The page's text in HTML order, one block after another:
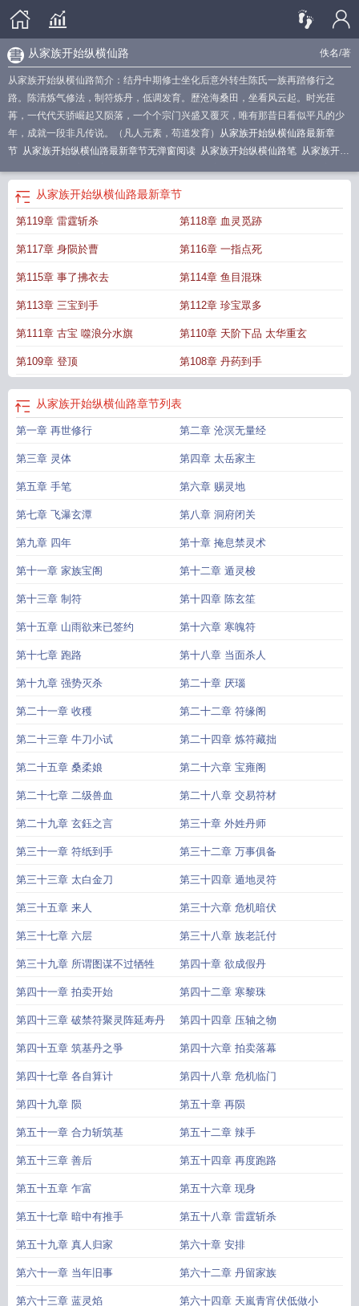
佚名/著
从家族开始纵横仙路
从家族开始纵横仙路简介：结丹中期修士坐化后意外转生陈氏一族再踏修行之
路。陈清炼气修法，制符炼丹，低调发育。歷沧海桑田，坐看风云起。时光荏
苒，一代代天骄崛起又陨落，一个个宗门兴盛又覆灭，唯有那昔日看似平凡的少
年，成就一段非凡传说。（凡人元素，苟道发育） 从家族开始纵横仙路最新章
节 从家族开始纵横仙路最新章节无弹窗阅读 从家族开始纵横仙路笔 从家族开始
始纵横仙路百度
从家族开始纵横仙路最新章节更新时间表
笔趣阁
从家族开始纵横仙路最新章节
第119章 雷霆斩杀 第118章 血灵觅跡
第117章 身陨於曹 第116章 一指点死
第115章 事了拂衣去 第114章 鱼目混珠
第113章 三宝到手 第112章 珍宝眾多
第111章 古宝 噬浪分水旗 第110章 天阶下品 太华重玄
第109章 登顶 第108章 丹药到手
从家族开始纵横仙路章节列表
第一章 再世修行 第二章 沧溟无量经
第三章 灵体 第四章 太岳家主
第五章 手笔 第六章 赐灵地
第七章 飞瀑玄潭 第八章 洞府闭关
第九章 四年 第十章 掩息禁灵术
第十一章 家族宝阁 第十二章 遁灵梭
第十三章 制符 第十四章 陈玄笙
第十五章 山雨欲来已签约 第十六章 寒魄符
第十七章 跑路 第十八章 当面杀人
第十九章 强势灭杀 第二十章 厌瑙
第二十一章 收穫 第二十二章 符缘阁
第二十三章 牛刀小试 第二十四章 炼符藏拙
第二十五章 桑柔娘 第二十六章 宝雍阁
第二十七章 二级兽血 第二十八章 交易符材
第二十九章 玄鈺之言 第三十章 外姓丹师
第三十一章 符纸到手 第三十二章 万事俱备
第三十三章 太白金刀 第三十四章 遁地灵符
第三十五章 来人 第三十六章 危机暗伏
第三十七章 六层 第三十八章 族老託付
第三十九章 所谓图谋不过牺牲 第四十章 欲成假丹
第四十一章 拍卖开始 第四十二章 寒黎珠
第四十三章 破禁符聚灵阵延寿丹 第四十四章 压轴之物
第四十五章 筑基丹之爭 第四十六章 拍卖落幕
第四十七章 各自算计 第四十八章 危机临门
第四十九章 陨 第五十章 再陨
第五十一章 合力斩筑基 第五十二章 辣手
第五十三章 善后 第五十四章 再度跑路
第五十五章 乍富 第五十六章 现身
第五十七章 暗中有推手 第五十八章 雷霆斩杀
第五十九章 真人归家 第六十章 安排
第六十一章 当年旧事 第六十二章 丹留家族
第六十三章 蓝灵焰 第六十四章 天嵐青宵伏低做小